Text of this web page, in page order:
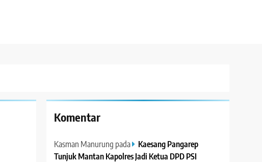
Komentar
Kasman Manurung pada
Kaesang Pangarep
Tunjuk Mantan Kapolres Jadi Ketua DPD PSI